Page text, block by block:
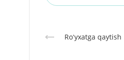
Roʻyxatga qaytish